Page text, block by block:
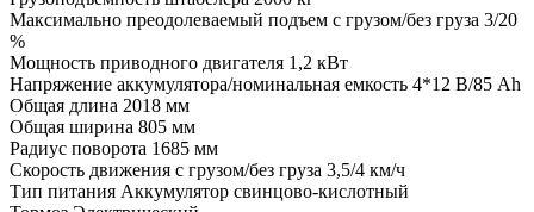
Максимально преодолеваемый подъем с грузом/без груза 3/20
%
Мощность приводного двигателя 1,2 кВт
Напряжение аккумулятора/номинальная емкость 4*12 В/85 Ah
Общая длина 2018 мм
Общая ширина 805 мм
Радиус поворота 1685 мм
Скорость движения с грузом/без груза 3,5/4 км/ч
Тип питания Аккумулятор свинцово-кислотный